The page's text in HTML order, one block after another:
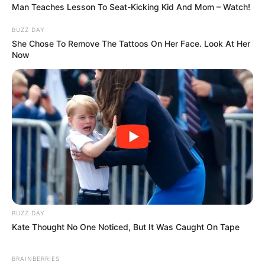
sokszor kegyetlenebb visszajelzés, mint egy dühös
kommentfolyam. A düh még politikai energiát
jelent. A nevetés viszont azt üzeni: nem vesznek
komolyan.
A „védvonal” posztolt, de a tüntetésen nem ő vitte
a zászlót
Deutsch Tamás a Fidesz egyik legrégebbi és
legismertebb arca. A párt politikai történetének
állandó szereplője, európai parlamenti képviselő,
régi harcos, aki pontosan tudja, hogyan kell rövid,
erős mondatokkal üzenni a saját tábornak.
Man Teaches Lesson To Seat-Kicking Kid And Mom – Watch!
BUZZ DAY
She Chose To Remove The Tattoos On Her Face. Look At Her
Now
BUZZ DAY
Kate Thought No One Noticed, But It Was Caught On Tape
BRAINBERRIES